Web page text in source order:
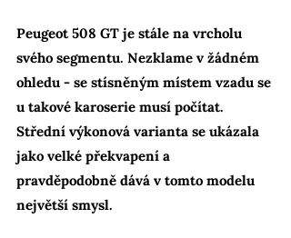
Peugeot 508 GT je stále na vrcholu
svého segmentu. Nezklame v žádném
ohledu - se stísněným místem vzadu se
u takové karoserie musí počítat.
Střední výkonová varianta se ukázala
jako velké překvapení a
pravděpodobně dává v tomto modelu
největší smysl.